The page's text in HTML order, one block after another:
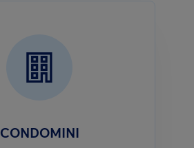
CONDOMINI